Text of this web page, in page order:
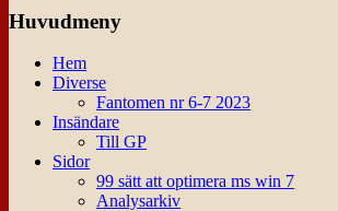
Huvudmeny
Hem
Diverse
Fantomen nr 6-7 2023
Insändare
Till GP
Sidor
99 sätt att optimera ms win 7
Analysarkiv